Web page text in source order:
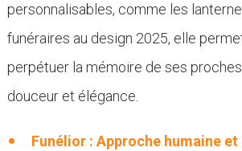
personnalisables, comme les
funéraires au design 2025, elle
perpétuer la mémoire de ses
douceur et élégance.
Funélior : Approche humaine